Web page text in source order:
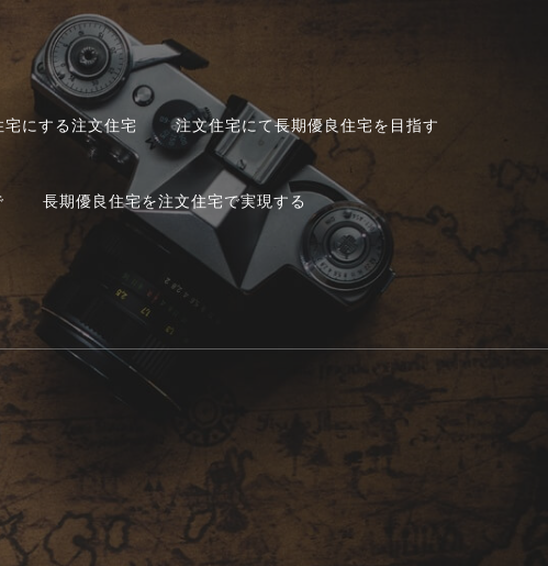
宅にする注文住宅 注文住宅にて長期優良住宅を目指す
長期優良住宅を注文住宅で実現する